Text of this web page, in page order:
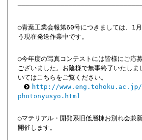
○青葉工業会報第60号につきましては、1
う現在発送作業中です。
○今年度の写真コンテストには皆様にご応
ございました。お陰様で無事終了いたしま
いてはこちらをご覧ください。
http://www.eng.tohoku.ac.jp/
photonyusyo.html
○マテリアル・開発系旧低層棟お別れ会兼
開催します。